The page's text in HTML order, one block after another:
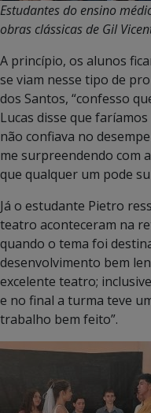
Estudantes do ensino
obras clássicas de Gil
A princípio, os alunos
se viam nesse tipo de
dos Santos, “confesso
Lucas disse que
não confiava no
me surpreendendo com
que qualquer um pode
Já o estudante Pietro
teatro aconteceram na
quando o tema foi
desenvolvimento bem
excelente teatro;
e no final a turma teve
trabalho bem feito”.